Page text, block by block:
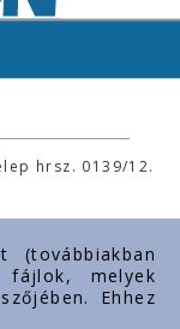
hrsz. 0139/12.
(továbbiakban
fájlok, melyek
Ehhez